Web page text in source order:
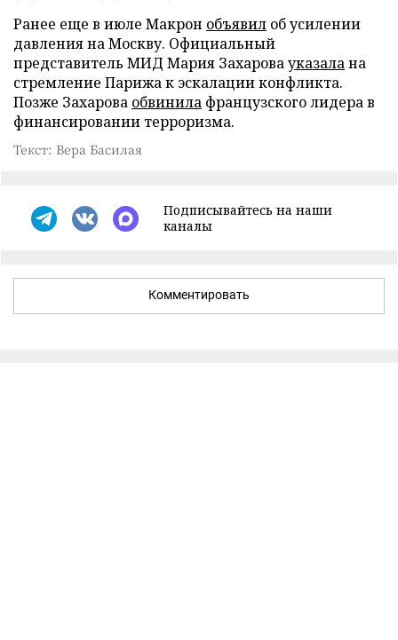
Ранее еще в июле Макрон объявил об усилении
давления на Москву. Официальный
представитель МИД Мария Захаровауказалана
стремление Парижа к эскалации конфликта.
Позже Захарова обвинила французского лидера в
финансировании терроризма.
Текст: Вера Басилая
Подписывайтесь на наши
каналы
Комментировать